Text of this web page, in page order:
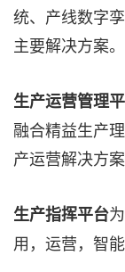
统、产线数字
主要解决方案。
生产运营管理
融合精益生产
产运营解决方案
生产指挥平台
用，运营，智